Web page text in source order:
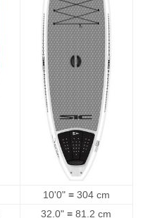
10'0" ≡ 304 cm
32.0" ≡ 81.2 cm